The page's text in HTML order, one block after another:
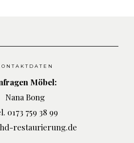
Möbel:
Nana Bong
0173 759 38 99
restaurierung.de